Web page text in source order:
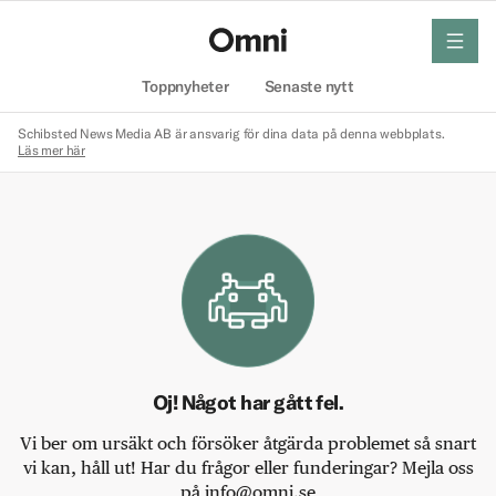
Toppnyheter Senaste nytt
meny
Schibsted News Media AB är ansvarig för dina data på denna webbplats.
Läs mer här
Oj! Något har gått fel.
Vi ber om ursäkt och försöker åtgärda problemet så snart
vi kan, håll ut! Har du frågor eller funderingar? Mejla oss